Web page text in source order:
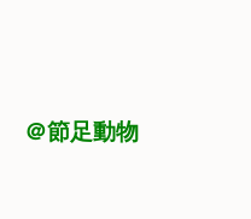
＠節足動物